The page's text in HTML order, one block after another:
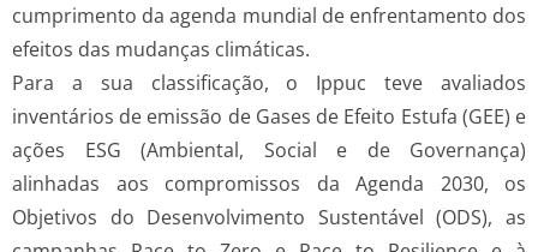
cumprimento da agenda mundial de enfrentamento dos
efeitos das mudanças climáticas.
Para a sua classificação, o Ippuc teve avaliados
inventários de emissão de Gases de Efeito Estufa (GEE) e
ações ESG (Ambiental, Social e de Governança)
alinhadas aos compromissos da Agenda 2030, os
Objetivos do Desenvolvimento Sustentável (ODS), as